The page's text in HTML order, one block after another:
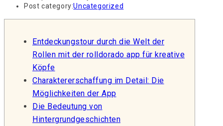
Post category:Uncategorized
Entdeckungstour durch die Welt der
Rollen mit der rolldorado app für kreative
Köpfe
Charaktererschaffung im Detail: Die
Möglichkeiten der App
Die Bedeutung von
Hintergrundgeschichten